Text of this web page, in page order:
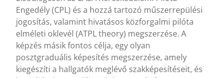
Engedély (CPL) és a hozzá tartozó műszerrepülési
jogosítás, valamint hivatásos közforgalmi pilóta
elméleti oklevél (ATPL theory) megszerzése. A
képzés másik fontos célja, egy olyan
posztgraduális képesítés megszerzése, amely
kiegészíti a hallgatók meglévő szakképesítéseit, és